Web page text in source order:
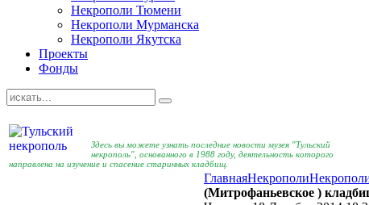
Некрополи Тюмени
Некрополи Мурманска
Некрополи Якутска
Проекты
Фонды
Здесь вы можете узнать последние новости музея "Тульский
некрополь", основанного в 1988 году, деятельность которого
направлена на изучение и спасение старинных кладбищ.
ГлавнаяНекрополи
(Митрофаньевское )